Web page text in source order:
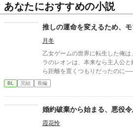
あなたにおすすめの小説
推しの運命を変えるため、
月冬
乙女ゲームの世界に転生した俺は、た
ラのレオンは、本来なら主人公と結
ら距離を置くつもりだったのに
にいた。 「モブは選ばれない」 そう思っていたのに、 なぜかシ
ナリオがどんどん壊れていく。 これは、 推しの未来を知るモブ
BL 完結 長編
婚約破棄から始まる、悪役
霞花怜